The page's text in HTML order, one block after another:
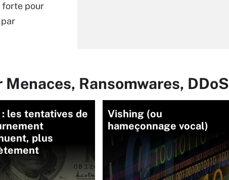
forte pour
Ransomwares, DDoS
les tentatives de
plus
Vishing (ou
hameçonnage vocal)